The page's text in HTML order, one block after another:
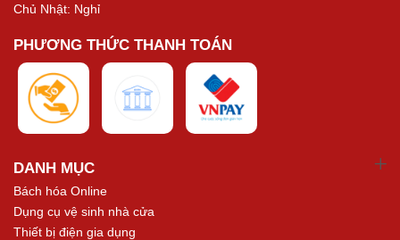
Chủ Nhật: Nghỉ
PHƯƠNG THỨC THANH TOÁN
DANH MỤC
Bách hóa Online
Dụng cụ vệ sinh nhà cửa
Thiết bị điện gia dụng